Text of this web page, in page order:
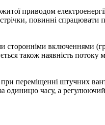
приводом
повинні спрацювати
сторонніми включеннями
також наявність потоку
переміщенні штучних
одиницю часу, а